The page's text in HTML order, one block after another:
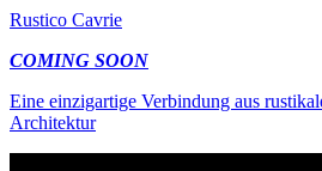
Rustico Cavrie
COMING SOON
Eine einzigartige Verbindung aus
Architektur